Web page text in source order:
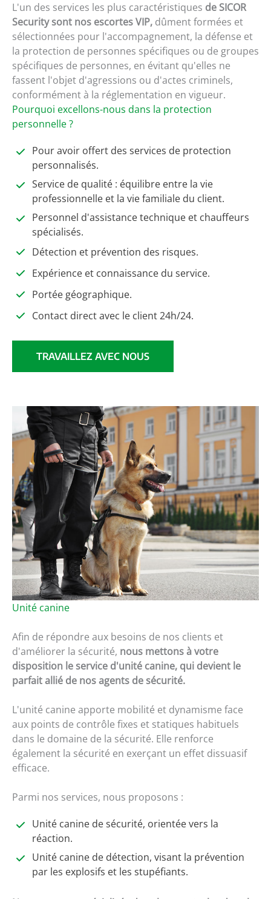
L'un des services les plus caractéristiques de SICOR
Security sont nos escortes VIP, dûment formées et
sélectionnées pour l'accompagnement, la défense et
la protection de personnes spécifiques ou de groupes
spécifiques de personnes, en évitant qu'elles ne
fassent l'objet d'agressions ou d'actes criminels,
conformément à la réglementation en vigueur.
Pourquoi excellons-nous dans la protection
personnelle ?
Pour avoir offert des services de protection
personnalisés.
Service de qualité : équilibre entre la vie
professionnelle et la vie familiale du client.
Personnel d'assistance technique et chauffeurs
spécialisés.
Détection et prévention des risques.
Expérience et connaissance du service.
Portée géographique.
Contact direct avec le client 24h/24.
TRAVAILLEZ AVEC NOUS
Unité canine
Afin de répondre aux besoins de nos clients et
d'améliorer la sécurité, nous mettons à votre
disposition le service d'unité canine, qui devient le
parfait allié de nos agents de sécurité.
L'unité canine apporte mobilité et dynamisme face
aux points de contrôle fixes et statiques habituels
dans le domaine de la sécurité. Elle renforce
également la sécurité en exerçant un effet dissuasif
efficace.
Parmi nos services, nous proposons :
Unité canine de sécurité, orientée vers la
réaction.
Unité canine de détection, visant la prévention
par les explosifs et les stupéfiants.